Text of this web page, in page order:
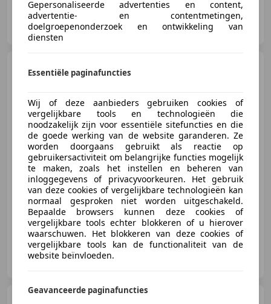
Autoservice Goumans
NL-5824 AE HOLTHEES
€ 18.900
11/2019 95.855 km Benzine
110 kW (150 PK)
Autoservice Goumans
Gepersonaliseerde advertenties en content,
advertentie- en contentmetingen,
doelgroepenonderzoek en ontwikkeling van
diensten
Essentiële paginafuncties
Wij of deze aanbieders gebruiken cookies of
vergelijkbare tools en technologieën die
noodzakelijk zijn voor essentiële sitefuncties en die
de goede werking van de website garanderen. Ze
worden doorgaans gebruikt als reactie op
gebruikersactiviteit om belangrijke functies mogelijk
te maken, zoals het instellen en beheren van
inloggegevens of privacyvoorkeuren. Het gebruik
van deze cookies of vergelijkbare technologieën kan
normaal gesproken niet worden uitgeschakeld.
Bepaalde browsers kunnen deze cookies of
vergelijkbare tools echter blokkeren of u hierover
waarschuwen. Het blokkeren van deze cookies of
vergelijkbare tools kan de functionaliteit van de
website beïnvloeden.
Geavanceerde paginafuncties